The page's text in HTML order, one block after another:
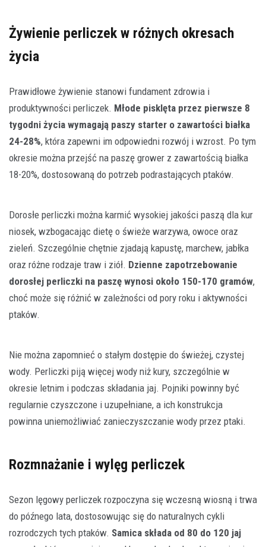
Żywienie perliczek w różnych okresach
życia
Prawidłowe żywienie stanowi fundament zdrowia i
produktywności perliczek. Młode pisklęta przez pierwsze 8
tygodni życia wymagają paszy starter o zawartości białka
24-28%, która zapewni im odpowiedni rozwój i wzrost. Po tym
okresie można przejść na paszę grower z zawartością białka
18-20%, dostosowaną do potrzeb podrastających ptaków.
Dorosłe perliczki można karmić wysokiej jakości paszą dla kur
niosek, wzbogacając dietę o świeże warzywa, owoce oraz
zieleń. Szczególnie chętnie zjadają kapustę, marchew, jabłka
oraz różne rodzaje traw i ziół. Dzienne zapotrzebowanie
dorosłej perliczki na paszę wynosi około 150-170 gramów,
choć może się różnić w zależności od pory roku i aktywności
ptaków.
Nie można zapomnieć o stałym dostępie do świeżej, czystej
wody. Perliczki piją więcej wody niż kury, szczególnie w
okresie letnim i podczas składania jaj. Pojniki powinny być
regularnie czyszczone i uzupełniane, a ich konstrukcja
powinna uniemożliwiać zanieczyszczanie wody przez ptaki.
Rozmnażanie i wylęg perliczek
Sezon lęgowy perliczek rozpoczyna się wczesną wiosną i trwa
do późnego lata, dostosowując się do naturalnych cykli
rozrodczych tych ptaków. Samica składa od 80 do 120 jaj